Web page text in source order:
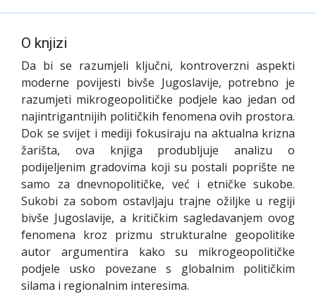
O knjizi
Da bi se razumjeli ključni, kontroverzni aspekti
moderne povijesti bivše Jugoslavije, potrebno je
razumjeti mikrogeopolitičke podjele kao jedan od
najintrigantnijih političkih fenomena ovih prostora.
Dok se svijet i mediji fokusiraju na aktualna krizna
žarišta, ova knjiga produbljuje analizu o
podijeljenim gradovima koji su postali poprište ne
samo za dnevnopolitičke, već i etničke sukobe.
Sukobi za sobom ostavljaju trajne ožiljke u regiji
bivše Jugoslavije, a kritičkim sagledavanjem ovog
fenomena kroz prizmu strukturalne geopolitike
autor argumentira kako su mikrogeopolitičke
podjele usko povezane s globalnim političkim
silama i regionalnim interesima.